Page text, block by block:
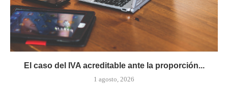
El caso del IVA acreditable ante la proporción...
1 agosto, 2026